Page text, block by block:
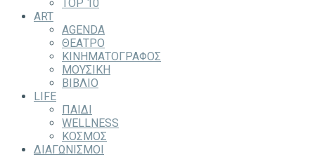
TOP 10
ART
AGENDA
ΘΕΑΤΡΟ
ΚΙΝΗΜΑΤΟΓΡΑΦΟΣ
ΜΟΥΣΙΚΗ
ΒΙΒΛΙΟ
LIFE
ΠΑΙΔΙ
WELLNESS
ΚΟΣΜΟΣ
ΔΙΑΓΩΝΙΣΜΟΙ